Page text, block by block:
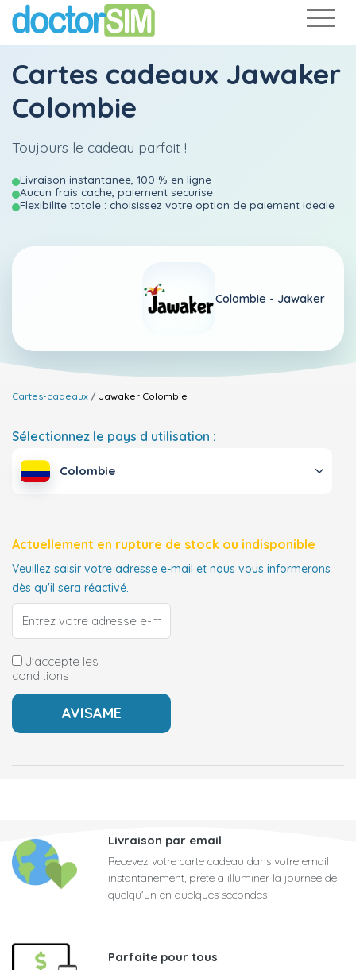
Cartes cadeaux Jawaker
Colombie
Toujours le cadeau parfait !
Livraison instantanee, 100 % en ligne
Aucun frais cache, paiement securise
Flexibilite totale : choisissez votre option de paiement ideale
Colombie - Jawaker
Cartes-cadeaux Jawaker Colombie
Sélectionnez le pays d utilisation :
Colombie
Actuellement en rupture de stock ou indisponible
Veuillez saisir votre adresse e-mail et nous vous informerons
dès qu'il sera réactivé.
J'accepte les
conditions
Livraison par email
Recevez votre carte cadeau dans votre email
instantanement, prete a illuminer la journee de
quelqu'un en quelques secondes
Parfaite pour tous